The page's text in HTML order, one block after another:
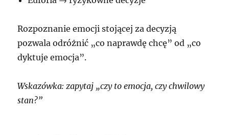
Rozpoznanie emocji stojącej za decyzją
pozwala odróżnić „co naprawdę chcę” od „co
dyktuje emocja”.
Wskazówka: zapytaj „czy to emocja, czy chwilowy
stan?”